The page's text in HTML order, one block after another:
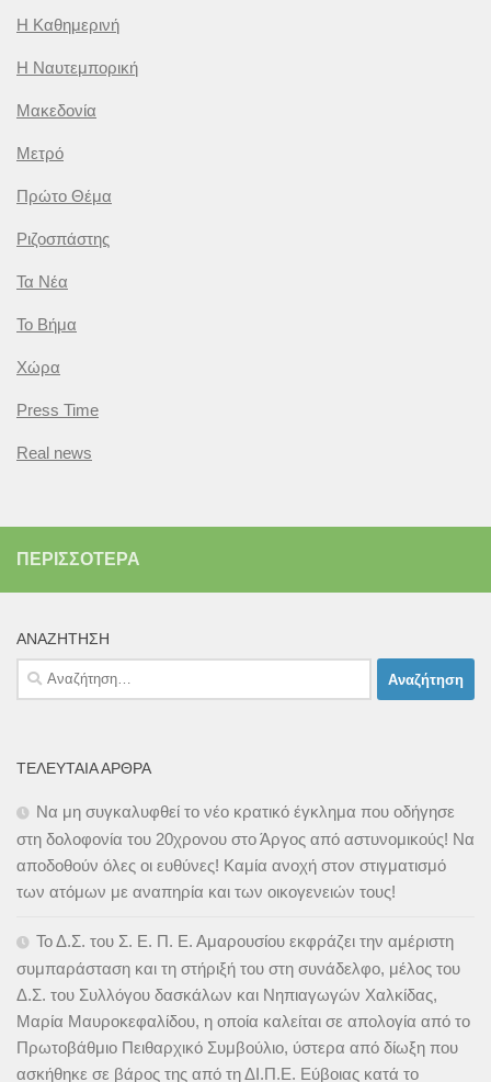
Η Καθημερινή
Η Ναυτεμπορική
Μακεδονία
Μετρό
Πρώτο Θέμα
Ριζοσπάστης
Τα Νέα
Το Βήμα
Χώρα
Press Time
Real news
ΠΕΡΙΣΣΌΤΕΡΑ
ΑΝΑΖΉΤΗΣΗ
Αναζήτηση
για:
ΤΕΛΕΥΤΑΊΑ ΆΡΘΡΑ
Να μη συγκαλυφθεί το νέο κρατικό έγκλημα που οδήγησε
στη δολοφονία του 20χρονου στο Άργος από αστυνομικούς! Να
αποδοθούν όλες οι ευθύνες! Καμία ανοχή στον στιγματισμό
των ατόμων με αναπηρία και των οικογενειών τους!
Το Δ.Σ. του Σ. Ε. Π. Ε. Αμαρουσίου εκφράζει την αμέριστη
συμπαράσταση και τη στήριξή του στη συνάδελφο, μέλος του
Δ.Σ. του Συλλόγου δασκάλων και Νηπιαγωγών Χαλκίδας,
Μαρία Μαυροκεφαλίδου, η οποία καλείται σε απολογία από το
Πρωτοβάθμιο Πειθαρχικό Συμβούλιο, ύστερα από δίωξη που
ασκήθηκε σε βάρος της από τη ΔΙ.Π.Ε. Εύβοιας κατά το